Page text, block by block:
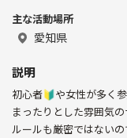
主な活動場所
愛知県
説明
初心者🔰や女性が多く
まったりとした雰囲気の
ルールも厳密ではないの